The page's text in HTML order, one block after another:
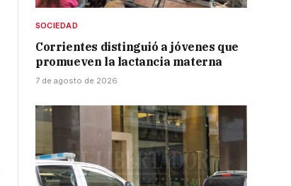
SOCIEDAD
Corrientes distinguió a jóvenes que
promueven la lactancia materna
7 de agosto de 2026